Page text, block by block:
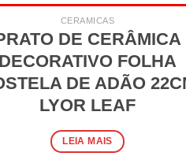
CERAMICAS
DE CERÂMICA
DECORATIVO FOLHA
DE ADÃO
LYOR LEAF
LEIA MAIS